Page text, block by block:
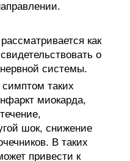
как
о
системы.
таких
миокарда,
шок, снижение
В таких
привести к